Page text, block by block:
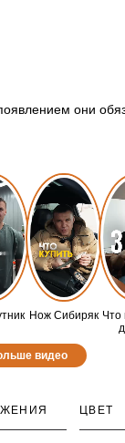
они
Нож Сибиряк Что
видео
ЦВЕТ